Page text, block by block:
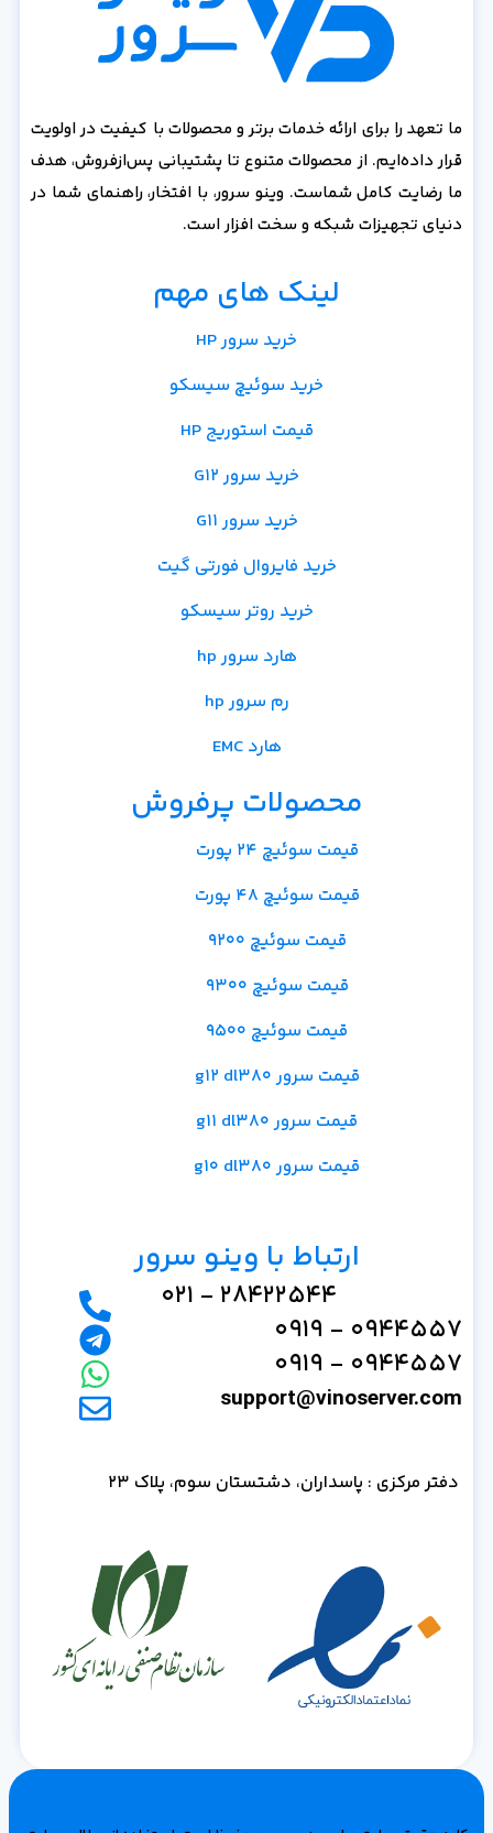
ما تعهد را برای ارائه خدمات برتر و محصولات با کیفیت در اولویت
قرار داده‌ایم. از محصولات متنوع تا پشتیبانی پس‌از‌فروش، هدف
ما رضایت کامل شماست. وینو سرور، با افتخار، راهنمای شما در
دنیای تجهیزات شبکه و سخت افزار است.
لینک های مهم
خرید سرور HP
خرید سوئیچ سیسکو
قیمت استوریج HP
خرید سرور G12
خرید سرور G11
خرید فایروال فورتی گیت
خرید روتر سیسکو
هارد سرور hp
رم سرور hp
هارد EMC
محصولات پرفروش
قیمت سوئیچ 24 پورت
قیمت سوئیچ 48 پورت
قیمت سوئیچ 9200
قیمت سوئیچ 9300
قیمت سوئیچ 9500
قیمت سرور g12 dl380
قیمت سرور g11 dl380
قیمت سرور g10 dl380
ارتباط با وینو سرور
28422544 - 021
0944557 - 0919
0944557 - 0919
support@vinoserver.com
دفتر مرکزی : پاسداران، دشتستان سوم، پلاک 23